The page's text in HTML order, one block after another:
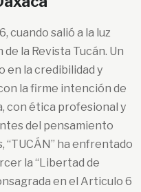
cuando salió a la luz
la Revista Tucán. Un
en la credibilidad y
la firme intención de
con ética profesional y
del pensamiento
“TUCÁN” ha enfrentado
la “Libertad de
en el Articulo 6